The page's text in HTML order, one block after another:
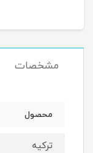
مشخصات
محصول
ترکیه